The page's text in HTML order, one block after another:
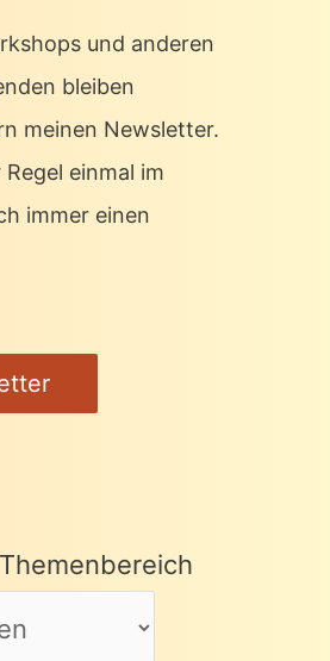
und anderen
bleiben
meinen Newsletter.
einmal im
immer einen